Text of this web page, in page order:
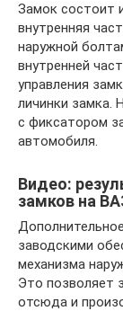
Замок состоит
внутренняя
наружной
внутренней
управления
личинки замка.
с фиксатором
автомобиля.
Видео:
замков на
заводскими
механизма
Это позволяет
отсюда и